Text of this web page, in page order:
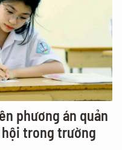
phương án quản
trong trường